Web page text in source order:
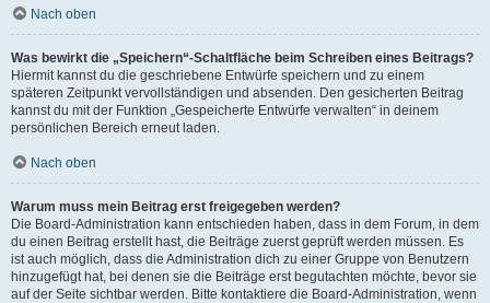
Nach oben
Was bewirkt die „Speichern“-Schaltfläche beim Schreiben eines Beitrags?
Hiermit kannst du die geschriebene Entwürfe speichern und zu einem
späteren Zeitpunkt vervollständigen und absenden. Den gesicherten Beitrag
kannst du mit der Funktion „Gespeicherte Entwürfe verwalten“ in deinem
persönlichen Bereich erneut laden.
Nach oben
Warum muss mein Beitrag erst freigegeben werden?
Die Board-Administration kann entschieden haben, dass in dem Forum, in dem
du einen Beitrag erstellt hast, die Beiträge zuerst geprüft werden müssen. Es
ist auch möglich, dass die Administration dich zu einer Gruppe von Benutzern
hinzugefügt hat, bei denen sie die Beiträge erst begutachten möchte, bevor sie
auf der Seite sichtbar werden. Bitte kontaktiere die Board-Administration, wenn